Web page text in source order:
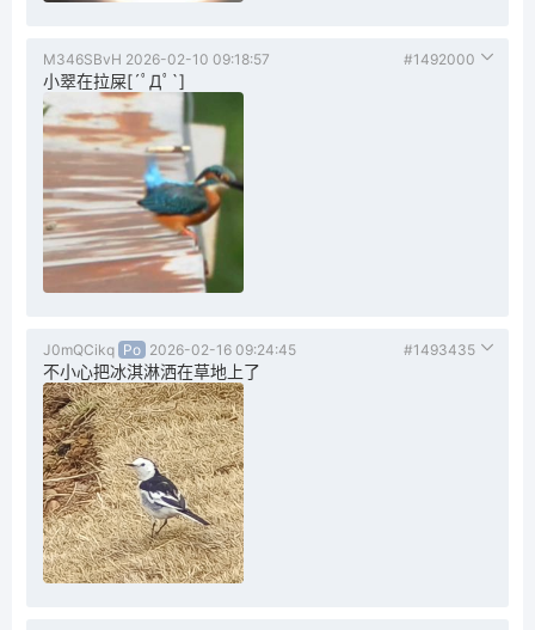
M346SBvH 2026-02-10 09:18:57 #1492000
小翠在拉屎[´ﾟДﾟ`]
J0mQCikq Po 2026-02-16 09:24:45 #1493435
不小心把冰淇淋洒在草地上了